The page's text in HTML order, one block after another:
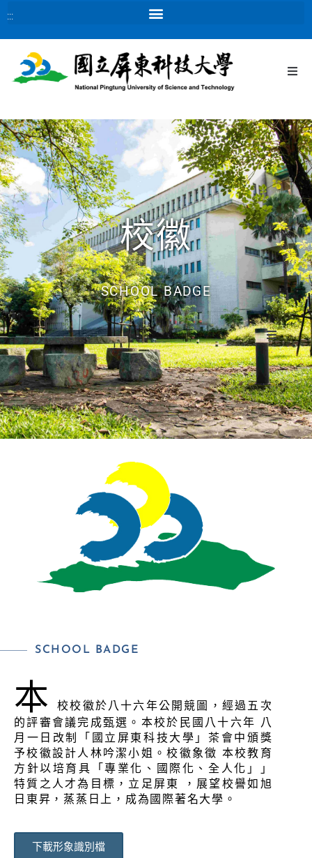
:::
:::
校徽
SCHOOL BADGE
校史簡介
講座教授
屏科大校園導覽
交通訊息
SCHOOL BADGE
本
校校徽於八十六年公開競圖，經過五次
的評審會議完成甄選。本校於民國八十六年 八
月一日改制「國立屏東科技大學」茶會中頒獎
予校徽設計人林吟潔小姐。校徽象徵 本校教育
方針以培育具「專業化、國際化、全人化」」
特質之人才為目標，立足屏東 ，展望校譽如旭
日東昇，蒸蒸日上，成為國際著名大學。
下載形象識別檔